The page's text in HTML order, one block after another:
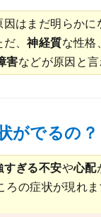
因はまだ明らかに
だ、神経質な性格
害などが原因と言
がでるの？
すぎる不安や心配
ろの症状が現れま